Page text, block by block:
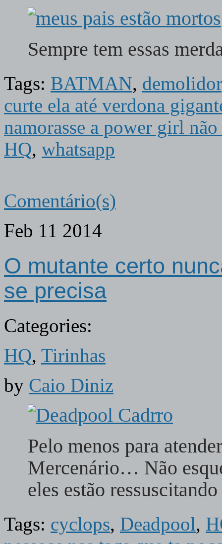
Sempre tem essas
Tags: BATMAN, demolidor
curte ela até verdona
namorasse a power girl
HQ, whatsapp
Comentário(s)
Feb 11 2014
O mutante certo
se precisa
Categories:
HQ, Tirinhas
by Caio Diniz
Pelo menos para
Mercenário… Não
eles estão
Tags: cyclops, Deadpool,